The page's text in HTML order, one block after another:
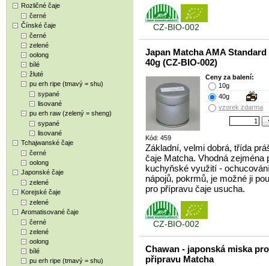
Rozličné čaje
černé
Čínské čaje
černé
zelené
oolong
bílé
žluté
pu erh ripe (tmavý = shu)
sypané
lisované
pu erh raw (zelený = sheng)
sypané
lisované
Tchajwanské čaje
černé
oolong
Japonské čaje
zelené
Korejské čaje
zelené
Aromatisované čaje
černé
zelené
oolong
bílé
pu erh ripe (tmavý = shu)
CZ-BIO-002
Japan Matcha AMA Standard
40g (CZ-BIO-002)
Kód: 459
Ceny za balení:
10g
40g
vzorek zdarma
Základní, velmi dobrá, třída
čaje Matcha. Vhodná zejména
kuchyňské využití -
nápojů, pokrmů, je možné ji
pro přípravu čaje usucha.
CZ-BIO-002
Chawan - japonská miska pro
připravu Matcha